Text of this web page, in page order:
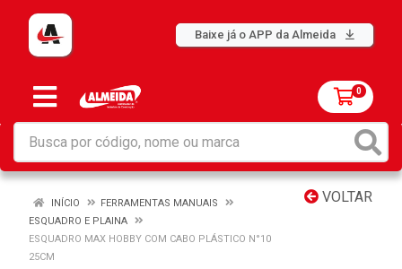
Baixe já o APP da Almeida
0
VOLTAR
INÍCIO
FERRAMENTAS MANUAIS
ESQUADRO E PLAINA
ESQUADRO MAX HOBBY COM CABO PLÁSTICO N°10
25CM